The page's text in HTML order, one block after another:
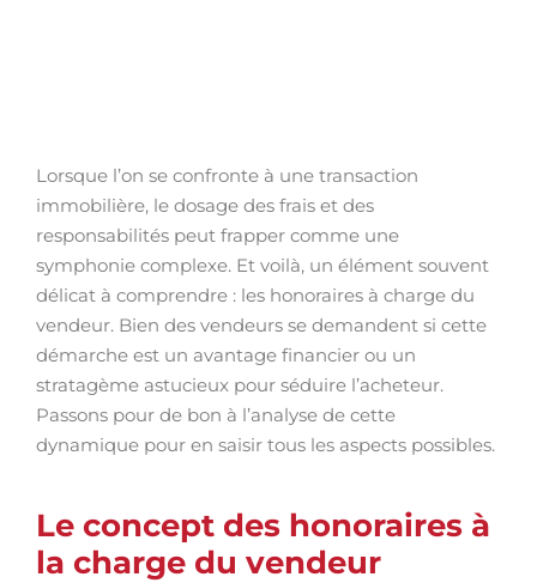
Lorsque l’on se confronte à une transaction
immobilière, le dosage des frais et des
responsabilités peut frapper comme une
symphonie complexe. Et voilà, un élément souvent
délicat à comprendre : les honoraires à charge du
vendeur. Bien des vendeurs se demandent si cette
démarche est un avantage financier ou un
stratagème astucieux pour séduire l’acheteur.
Passons pour de bon à l’analyse de cette
dynamique pour en saisir tous les aspects possibles.
Le concept des honoraires à
la charge du vendeur